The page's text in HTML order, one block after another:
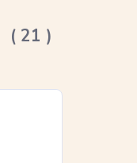
21